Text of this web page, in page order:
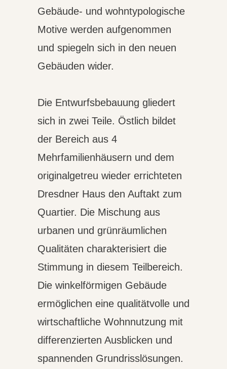
Gebäude- und wohntypologische
Motive werden aufgenommen
und spiegeln sich in den neuen
Gebäuden wider.
Die Entwurfsbebauung gliedert
sich in zwei Teile. Östlich bildet
der Bereich aus 4
Mehrfamilienhäusern und dem
originalgetreu wieder errichteten
Dresdner Haus den Auftakt zum
Quartier. Die Mischung aus
urbanen und grünräumlichen
Qualitäten charakterisiert die
Stimmung in diesem Teilbereich.
Die winkelförmigen Gebäude
ermöglichen eine qualitätvolle und
wirtschaftliche Wohnnutzung mit
differenzierten Ausblicken und
spannenden Grundrisslösungen.